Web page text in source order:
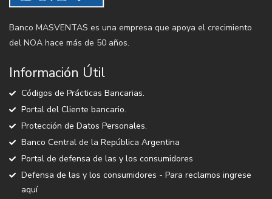
Banco MASVENTAS es una empresa que apoya el crecimiento
del NOA hace más de 50 años.
Información Útil
Códigos de Prácticas Bancarias.
Portal del Cliente bancario.
Protección de Datos Personales.
Banco Central de la República Argentina
Portal de defensa de las y los consumidores
Defensa de las y los consumidores - Para reclamos ingrese
aquí